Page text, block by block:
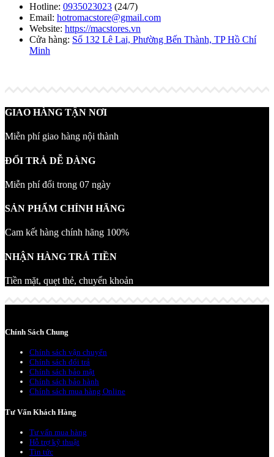
Hotline: 0935023023 (24/7)
Email: hotromacstore@gmail.com
Website: https://macstores.vn
Cửa hàng: Số 132 Lê Lai, Phường Bến Thành, TP Hồ Chí
Minh
GIAO HÀNG TẬN NƠI
Miễn phí giao hàng nội thành
ĐỔI TRẢ DỄ DÀNG
Miễn phí đổi trong 07 ngày
SẢN PHẨM CHÍNH HÃNG
Cam kết hàng chính hãng 100%
NHẬN HÀNG TRẢ TIỀN
Tiền mặt, quẹt thẻ, chuyển khoản
Chính Sách Chung
Chính sách vận chuyển
Chính sách đổi trả
Chính sách bảo mật
Chính sách bảo hành
Chính sách mua hàng Online
Tư Vấn Khách Hàng
Tư vấn mua hàng
Hỗ trợ kỹ thuật
Tin tức